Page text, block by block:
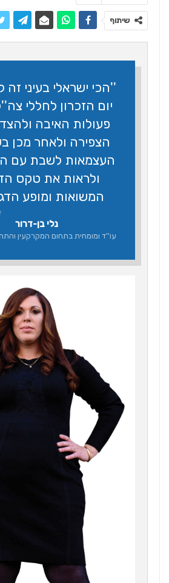
שיתוף
''הכי ישראלי בעיני
יום הזכרון לחללי
פעולות האיבה
הצפירה ולאחר מכן
העצמאות לשבת עם
ולראות את טקס
המשואות ומופע
נלי בן-דרור
עו''ד ומומחית בתחום המקרקעין